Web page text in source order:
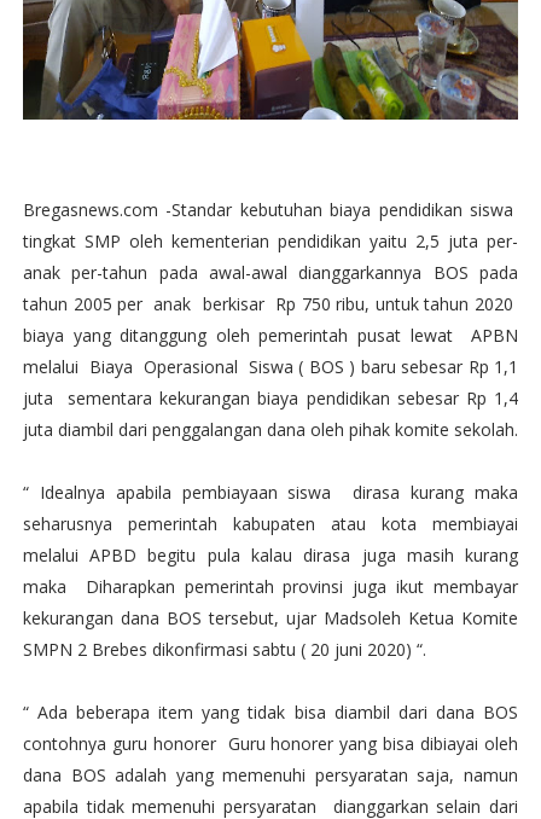
Bregasnews.com -Standar kebutuhan biaya pendidikan siswa
tingkat SMP oleh kementerian pendidikan yaitu 2,5 juta per-
anak per-tahun pada awal-awal dianggarkannya BOS pada
tahun 2005 per anak berkisar Rp 750 ribu, untuk tahun 2020
biaya yang ditanggung oleh pemerintah pusat lewat APBN
melalui Biaya Operasional Siswa ( BOS ) baru sebesar Rp 1,1
juta sementara kekurangan biaya pendidikan sebesar Rp 1,4
juta diambil dari penggalangan dana oleh pihak komite sekolah.
“ Idealnya apabila pembiayaan siswa dirasa kurang maka
seharusnya pemerintah kabupaten atau kota membiayai
melalui APBD begitu pula kalau dirasa juga masih kurang
maka Diharapkan pemerintah provinsi juga ikut membayar
kekurangan dana BOS tersebut, ujar Madsoleh Ketua Komite
SMPN 2 Brebes dikonfirmasi sabtu ( 20 juni 2020) “.
“ Ada beberapa item yang tidak bisa diambil dari dana BOS
contohnya guru honorer Guru honorer yang bisa dibiayai oleh
dana BOS adalah yang memenuhi persyaratan saja, namun
apabila tidak memenuhi persyaratan dianggarkan selain dari